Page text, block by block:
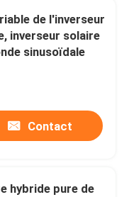
de l'inverseur
inverseur solaire
sinusoïdale
Contact
hybride pure de